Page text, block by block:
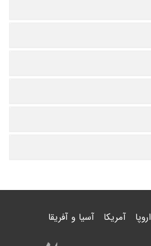
اروپا آمریکا آسیا و آفریقا